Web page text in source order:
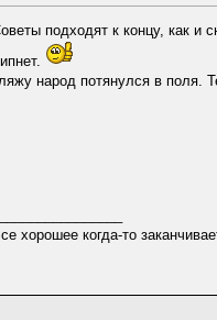
подходят к концу, как и
народ потянулся в поля.
хорошее когда-то